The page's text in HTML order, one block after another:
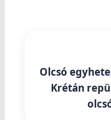
Olcsó
Krétán